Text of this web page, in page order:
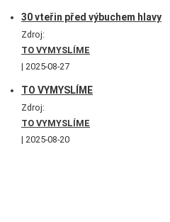
30 vteřin před výbuchem hlavy
Zdroj:
TO VYMYSLÍME
2025-08-27
TO VYMYSLÍME
Zdroj:
TO VYMYSLÍME
2025-08-20